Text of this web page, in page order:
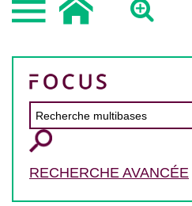
RECHERCHE AVANCÉE